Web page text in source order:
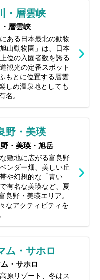
・層雲峡
層雲峡
ある日本最北の動物
山動物園」は、日本
位の入園者数を誇る
観光の定番スポット
もとに位置する層雲
しめ温泉地としても
名。
野・美瑛
・美瑛・旭岳
敷地に広がる富良野
ンダー畑、美しい丘
や幻想的な「青い
有名な美瑛など、夏
良野・美瑛エリア。
なアクティビティを
ム・サホロ
ム・サホロ
原リゾート、冬はス